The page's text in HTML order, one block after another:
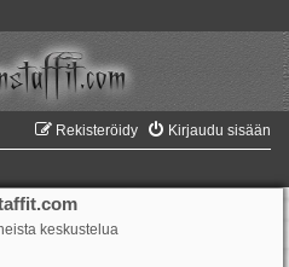
Kirjaudu sisään
Rekisteröidy
keskustelua